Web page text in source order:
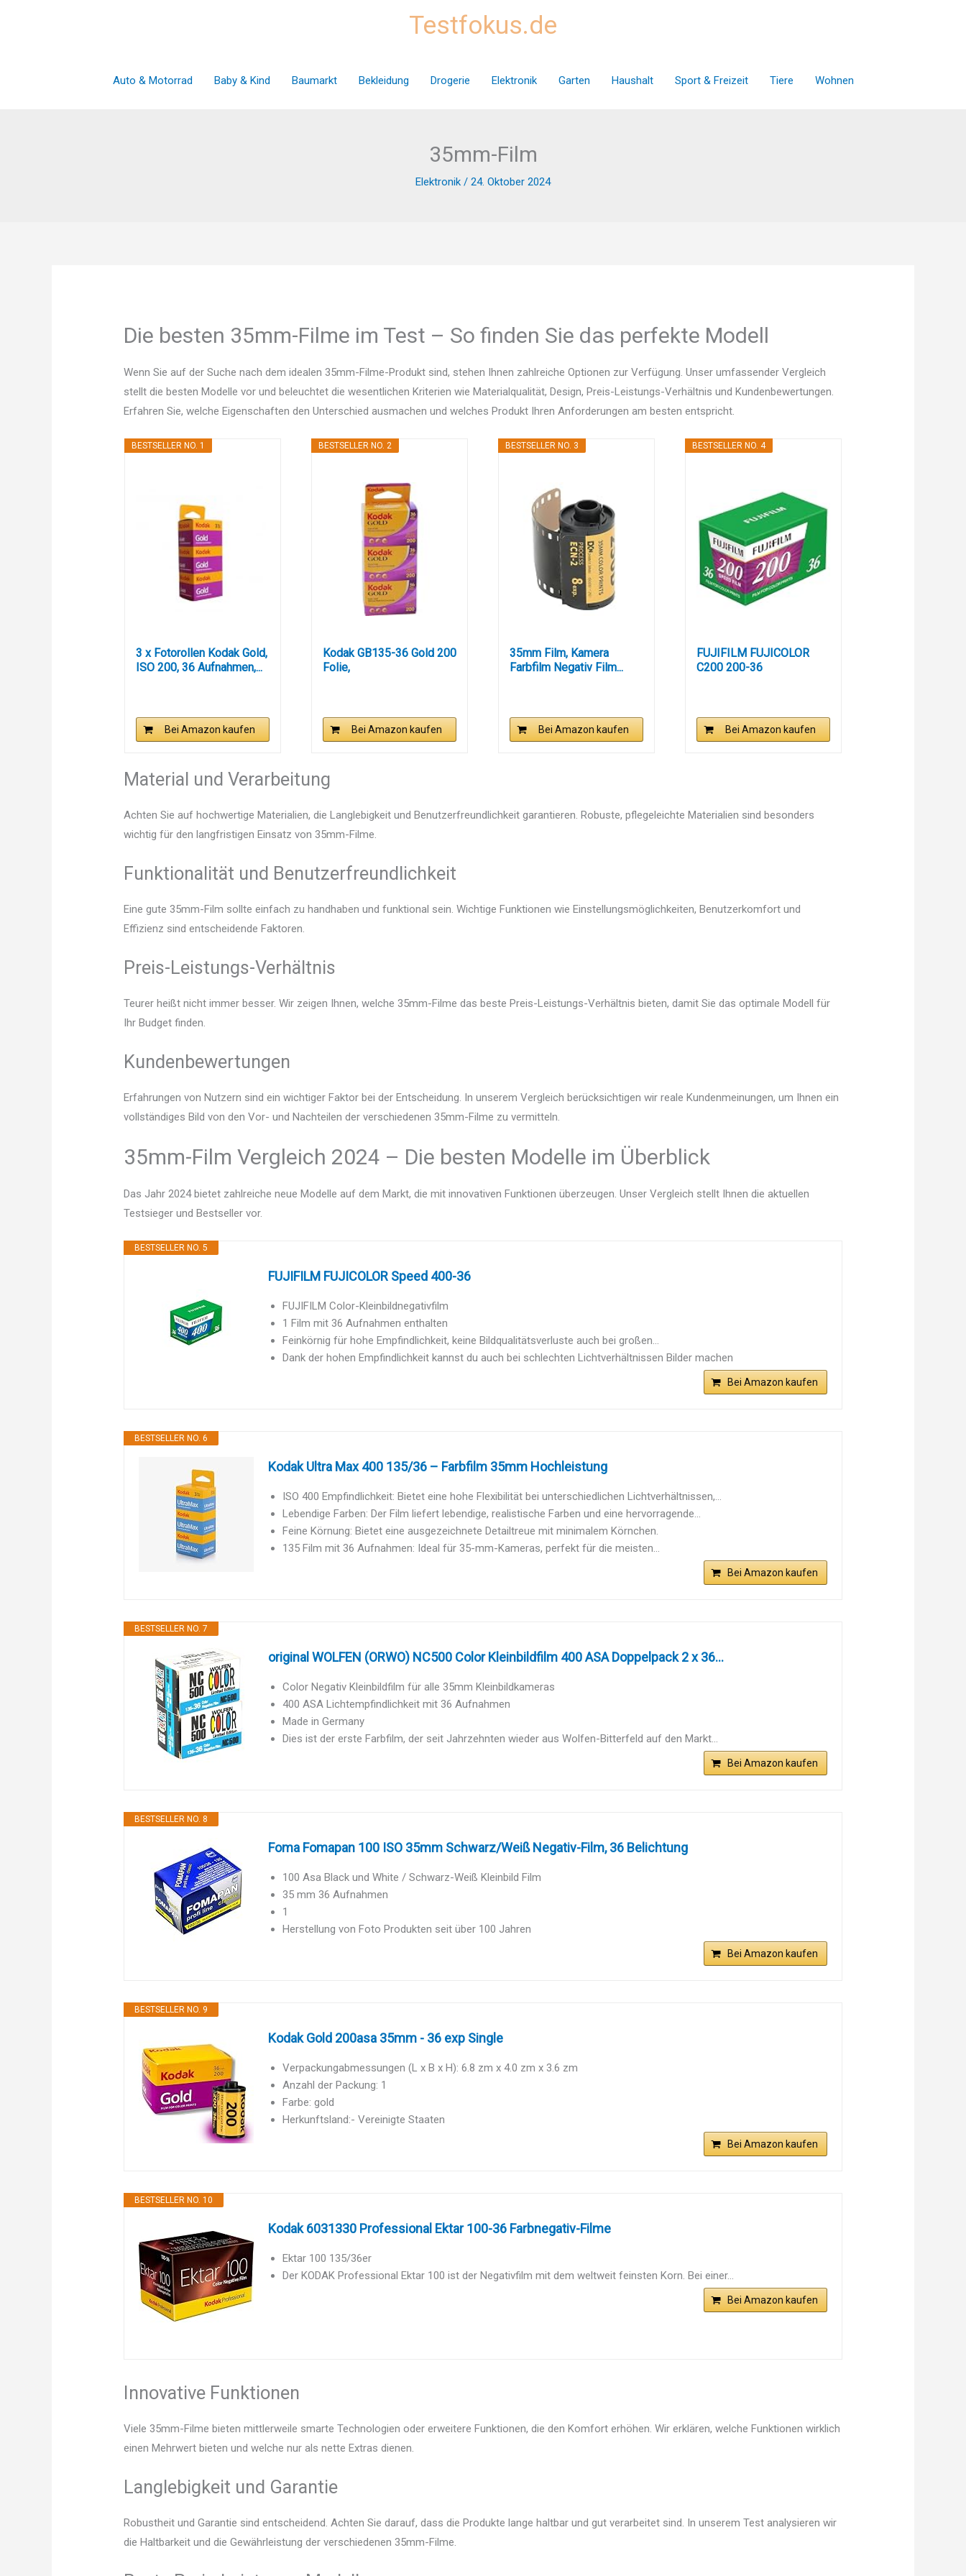
Testfokus.de
Auto & Motorrad Baby & Kind Baumarkt Bekleidung Drogerie Elektronik Garten Haushalt Sport & Freizeit Tiere Wohnen
35mm-Film
Elektronik / 24. Oktober 2024
Die besten 35mm-Filme im Test – So finden Sie das perfekte Modell
Wenn Sie auf der Suche nach dem idealen 35mm-Filme-Produkt sind, stehen Ihnen zahlreiche Optionen zur Verfügung. Unser umfassender Vergleich
stellt die besten Modelle vor und beleuchtet die wesentlichen Kriterien wie Materialqualität, Design, Preis-Leistungs-Verhältnis und Kundenbewertungen.
Erfahren Sie, welche Eigenschaften den Unterschied ausmachen und welches Produkt Ihren Anforderungen am besten entspricht.
BESTSELLER NO. 1
3 x Fotorollen Kodak Gold,
ISO 200, 36 Aufnahmen,...
Bei Amazon kaufen
BESTSELLER NO. 2
Kodak GB135-36 Gold 200
Folie,
Bei Amazon kaufen
BESTSELLER NO. 3
35mm Film, Kamera
Farbfilm Negativ Film...
Bei Amazon kaufen
BESTSELLER NO. 4
FUJIFILM FUJICOLOR
C200 200-36
Bei Amazon kaufen
Material und Verarbeitung
Achten Sie auf hochwertige Materialien, die Langlebigkeit und Benutzerfreundlichkeit garantieren. Robuste, pflegeleichte Materialien sind besonders
wichtig für den langfristigen Einsatz von 35mm-Filme.
Funktionalität und Benutzerfreundlichkeit
Eine gute 35mm-Film sollte einfach zu handhaben und funktional sein. Wichtige Funktionen wie Einstellungsmöglichkeiten, Benutzerkomfort und
Effizienz sind entscheidende Faktoren.
Preis-Leistungs-Verhältnis
Teurer heißt nicht immer besser. Wir zeigen Ihnen, welche 35mm-Filme das beste Preis-Leistungs-Verhältnis bieten, damit Sie das optimale Modell für
Ihr Budget finden.
Kundenbewertungen
Erfahrungen von Nutzern sind ein wichtiger Faktor bei der Entscheidung. In unserem Vergleich berücksichtigen wir reale Kundenmeinungen, um Ihnen ein
vollständiges Bild von den Vor- und Nachteilen der verschiedenen 35mm-Filme zu vermitteln.
35mm-Film Vergleich 2024 – Die besten Modelle im Überblick
Das Jahr 2024 bietet zahlreiche neue Modelle auf dem Markt, die mit innovativen Funktionen überzeugen. Unser Vergleich stellt Ihnen die aktuellen
Testsieger und Bestseller vor.
BESTSELLER NO. 5
FUJIFILM FUJICOLOR Speed 400-36
FUJIFILM Color-Kleinbildnegativfilm
1 Film mit 36 Aufnahmen enthalten
Feinkörnig für hohe Empfindlichkeit, keine Bildqualitätsverluste auch bei großen...
Dank der hohen Empfindlichkeit kannst du auch bei schlechten Lichtverhältnissen Bilder machen
Bei Amazon kaufen
BESTSELLER NO. 6
Kodak Ultra Max 400 135/36 – Farbfilm 35mm Hochleistung
ISO 400 Empfindlichkeit: Bietet eine hohe Flexibilität bei unterschiedlichen Lichtverhältnissen,...
Lebendige Farben: Der Film liefert lebendige, realistische Farben und eine hervorragende...
Feine Körnung: Bietet eine ausgezeichnete Detailtreue mit minimalem Körnchen.
135 Film mit 36 Aufnahmen: Ideal für 35-mm-Kameras, perfekt für die meisten...
Bei Amazon kaufen
BESTSELLER NO. 7
original WOLFEN (ORWO) NC500 Color Kleinbildfilm 400 ASA Doppelpack 2 x 36...
Color Negativ Kleinbildfilm für alle 35mm Kleinbildkameras
400 ASA Lichtempfindlichkeit mit 36 Aufnahmen
Made in Germany
Dies ist der erste Farbfilm, der seit Jahrzehnten wieder aus Wolfen-Bitterfeld auf den Markt...
Bei Amazon kaufen
BESTSELLER NO. 8
Foma Fomapan 100 ISO 35mm Schwarz/Weiß Negativ-Film, 36 Belichtung
100 Asa Black und White / Schwarz-Weiß Kleinbild Film
35 mm 36 Aufnahmen
1
Herstellung von Foto Produkten seit über 100 Jahren
Bei Amazon kaufen
BESTSELLER NO. 9
Kodak Gold 200asa 35mm - 36 exp Single
Verpackungabmessungen (L x B x H): 6.8 zm x 4.0 zm x 3.6 zm
Anzahl der Packung: 1
Farbe: gold
Herkunftsland:- Vereinigte Staaten
Bei Amazon kaufen
BESTSELLER NO. 10
Kodak 6031330 Professional Ektar 100-36 Farbnegativ-Filme
Ektar 100 135/36er
Der KODAK Professional Ektar 100 ist der Negativfilm mit dem weltweit feinsten Korn. Bei einer...
Bei Amazon kaufen
Innovative Funktionen
Viele 35mm-Filme bieten mittlerweile smarte Technologien oder erweitere Funktionen, die den Komfort erhöhen. Wir erklären, welche Funktionen wirklich
einen Mehrwert bieten und welche nur als nette Extras dienen.
Langlebigkeit und Garantie
Robustheit und Garantie sind entscheidend. Achten Sie darauf, dass die Produkte lange haltbar und gut verarbeitet sind. In unserem Test analysieren wir
die Haltbarkeit und die Gewährleistung der verschiedenen 35mm-Filme.